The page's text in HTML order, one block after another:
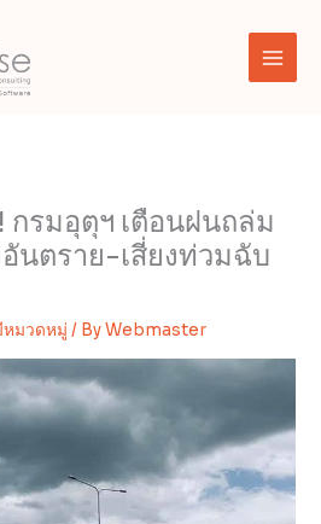
รมอุตุฯ เตือนฝนถล่ม
นตราย-เสี่ยงท่วมฉับ
หมวดหมู่ / ByWebmaster